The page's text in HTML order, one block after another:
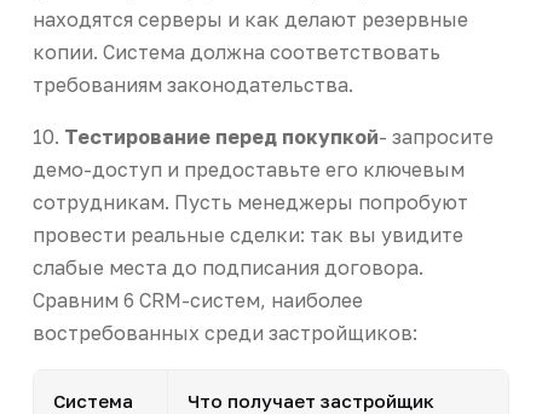
находятся серверы и как делают резервные
копии. Система должна соответствовать
требованиям законодательства.
10. Тестирование перед покупкой- запросите
демо-доступ и предоставьте его ключевым
сотрудникам. Пусть менеджеры попробуют
провести реальные сделки: так вы увидите
слабые места до подписания договора.
Сравним 6 CRM-систем, наиболее
востребованных среди застройщиков:
Система Что получает застройщик